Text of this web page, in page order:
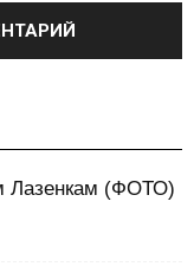
Лазенкам (ФОТО)